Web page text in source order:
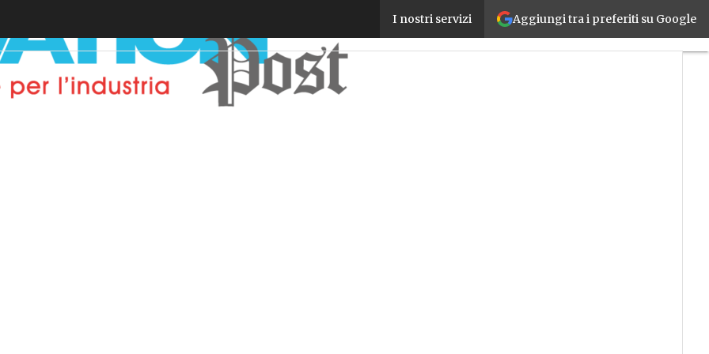
Aggiungi tra i preferiti su Google
I nostri servizi
Pilz compie 75 anni, fa il record di fatturato e